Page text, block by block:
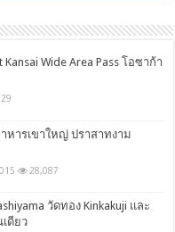
Wide Area Pass โอซาก้า
หารเขาใหญ่ ปราสาทงาม
28,087
วัดทอง Kinkakuji และ
ดียว